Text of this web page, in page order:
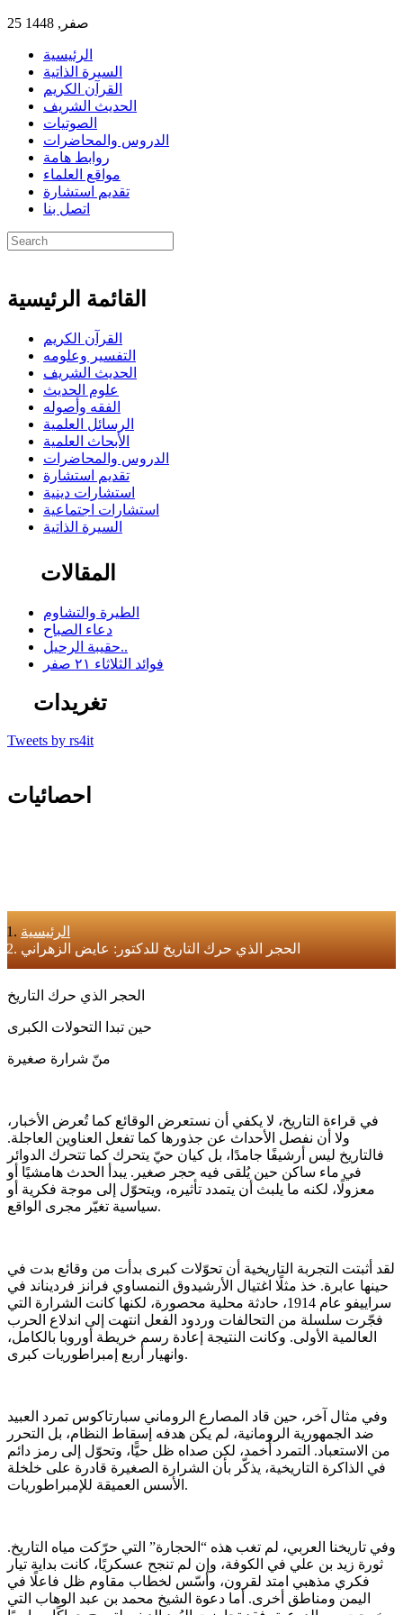
25 صفر, 1448
الرئيسية
السيرة الذاتية
القرآن الكريم
الحديث الشريف
الصوتيات
الدروس والمحاضرات
روابط هامة
مواقع العلماء
تقديم استشارة
اتصل بنا
القائمة الرئيسية
القرآن الكريم
التفسير وعلومه
الحديث الشريف
علوم الحديث
الفقه وأصوله
الرسائل العلمية
الأبحاث العلمية
الدروس والمحاضرات
تقديم استشارة
استشارات دينية
استشارات اجتماعية
السيرة الذاتية
المقالات
الطيرة والتشاوم
دعاء الصباح
حقيبة الرحيل..
فوائد الثلاثاء ٢١ صفر
تغريدات
Tweets by rs4it
احصائيات
الرئيسية
الحجر الذي حرك التاريخ للدكتور: عايض الزهراني
الحجر الذي حرك التاريخ
حين تبدا التحولات الكبرى
منّ شرارة صغيرة
في قراءة التاريخ، لا يكفي أن نستعرض الوقائع كما تُعرض الأخبار،
ولا أن نفصل الأحداث عن جذورها كما تفعل العناوين العاجلة.
فالتاريخ ليس أرشيفًا جامدًا، بل كيان حيّ يتحرك كما تتحرك الدوائر
في ماء ساكن حين يُلقى فيه حجر صغير. يبدأ الحدث هامشيًا أو
معزولًا، لكنه ما يلبث أن يتمدد تأثيره، ويتحوّل إلى موجة فكرية أو
سياسية تغيّر مجرى الواقع.
لقد أثبتت التجربة التاريخية أن تحوّلات كبرى بدأت من وقائع بدت في
حينها عابرة. خذ مثلًا اغتيال الأرشيدوق النمساوي فرانز فرديناند في
سراييفو عام 1914، حادثة محلية محصورة، لكنها كانت الشرارة التي
فجّرت سلسلة من التحالفات وردود الفعل انتهت إلى اندلاع الحرب
العالمية الأولى. وكانت النتيجة إعادة رسم خريطة أوروبا بالكامل،
وانهيار أربع إمبراطوريات كبرى.
وفي مثال آخر، حين قاد المصارع الروماني سبارتاكوس تمرد العبيد
ضد الجمهورية الرومانية، لم يكن هدفه إسقاط النظام، بل التحرر
من الاستعباد. التمرد أُخمد، لكن صداه ظل حيًّا، وتحوّل إلى رمز دائم
في الذاكرة التاريخية، يذكّر بأن الشرارة الصغيرة قادرة على خلخلة
الأسس العميقة للإمبراطوريات.
وفي تاريخنا العربي، لم تغب هذه “الحجارة” التي حرّكت مياه التاريخ.
ثورة زيد بن علي في الكوفة، وإن لم تنجح عسكريًا، كانت بداية تيار
فكري مذهبي امتد لقرون، وأسّس لخطاب مقاوم ظل فاعلًا في
اليمن ومناطق أخرى. أما دعوة الشيخ محمد بن عبد الوهاب التي